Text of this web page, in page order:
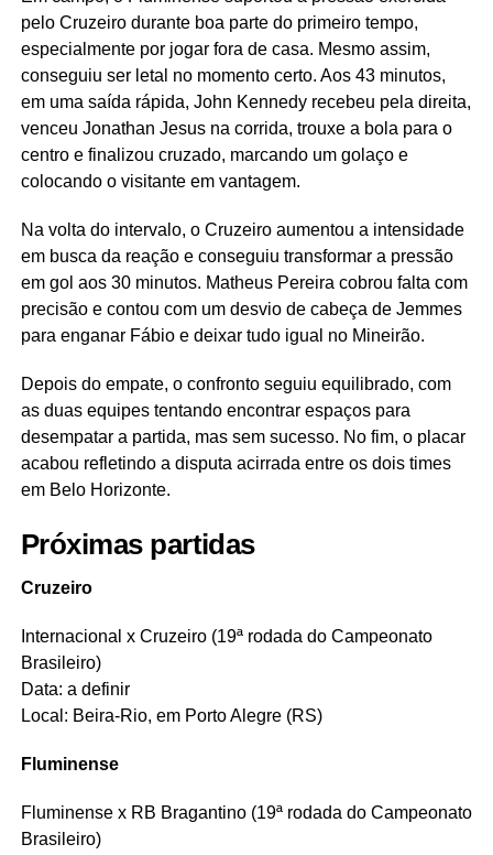
pelo Cruzeiro durante boa parte do primeiro tempo,
especialmente por jogar fora de casa. Mesmo assim,
conseguiu ser letal no momento certo. Aos 43 minutos,
em uma saída rápida, John Kennedy recebeu pela direita,
venceu Jonathan Jesus na corrida, trouxe a bola para o
centro e finalizou cruzado, marcando um golaço e
colocando o visitante em vantagem.
Na volta do intervalo, o Cruzeiro aumentou a intensidade
em busca da reação e conseguiu transformar a pressão
em gol aos 30 minutos. Matheus Pereira cobrou falta com
precisão e contou com um desvio de cabeça de Jemmes
para enganar Fábio e deixar tudo igual no Mineirão.
Depois do empate, o confronto seguiu equilibrado, com
as duas equipes tentando encontrar espaços para
desempatar a partida, mas sem sucesso. No fim, o placar
acabou refletindo a disputa acirrada entre os dois times
em Belo Horizonte.
Próximas partidas
Cruzeiro
Internacional x Cruzeiro (19ª rodada do Campeonato
Brasileiro)
Data: a definir
Local: Beira-Rio, em Porto Alegre (RS)
Fluminense
Fluminense x RB Bragantino (19ª rodada do Campeonato
Brasileiro)